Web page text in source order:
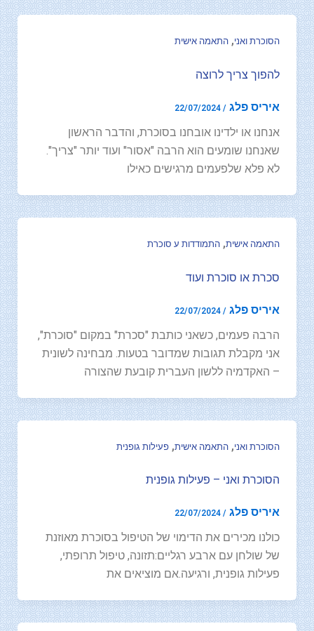
הסוכרת ואני, התאמה אישית
להפוך צריך לרוצה
איריס פלג /
22/07/2024
אנחנו או ילדינו אובחנו בסוכרת, והדבר הראשון
שאנחנו שומעים הוא הרבה "אסור" ועוד יותר "צריך".
לא פלא שלפעמים מרגישים כאילו
התאמה אישית, התמודדות ע סוכרת
סכרת או סוכרת ועוד
איריס פלג /
22/07/2024
הרבה פעמים, כשאני כותבת "סכרת" במקום "סוכרת",
אני מקבלת תגובות שמדובר בטעות. מבחינה לשונית
– האקדמיה ללשון העברית קובעת שהצורה
הסוכרת ואני, התאמה אישית, פעילות גופנית
הסוכרת ואני – פעילות גופנית
איריס פלג /
22/07/2024
כולנו מכירים את הדימוי של הטיפול בסוכרת מאוזנת
של שולחן עם ארבע רגליים:תזונה, טיפול תרופתי,
פעילות גופנית, ורגיעה.אם מוציאים את